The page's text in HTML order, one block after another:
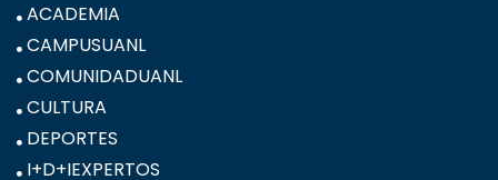
ACADEMIA
CAMPUSUANL
COMUNIDADUANL
CULTURA
DEPORTES
I+D+IEXPERTOS